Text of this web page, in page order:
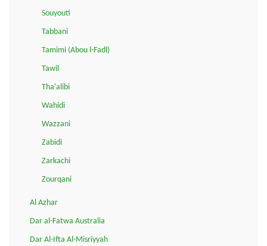
Souyouti
Tabbani
Tamimi (Abou l-Fadl)
Tawil
Tha'alibi
Wahidi
Wazzani
Zabidi
Zarkachi
Zourqani
Al Azhar
Dar al-Fatwa Australia
Dar Al-Ifta Al-Misriyyah